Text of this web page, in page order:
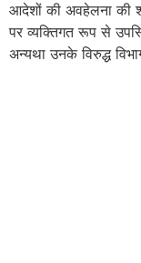
आदेशों की अवहेलना की
पर व्यक्तिगत रूप से
अन्यथा उनके विरुद्ध